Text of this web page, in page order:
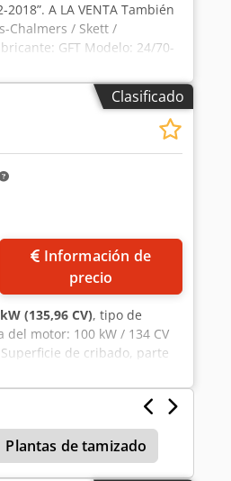
2018”. A LA VENTA También
Chalmers / Skett /
GFT Modelo: 24/70-
2006 Reacondicionado.
– Resortes El tambor
Clasificado
precio
(135,96 CV), tipo de
del motor: 100 kW / 134 CV
de cribado, parte
Dcjdpfx Acjzkkgtedok Criba:
kg Superficie de cribado,
Plantas de tamizado